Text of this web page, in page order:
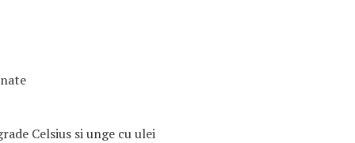
Celsius si unge cu ulei